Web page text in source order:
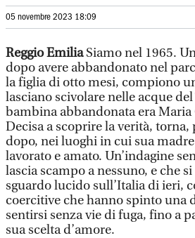
05 novembre 2023 18:09
Reggio EmiliaSiamo nel 1965.
dopo avere abbandonato nel
la figlia di otto mesi, compiono
lasciano scivolare nelle acque del
bambina abbandonata era Maria
Decisa a scoprire la verità,
dopo, nei luoghi in cui sua
lavorato e amato. Un’indagine
lascia scampo a nessuno, e che
sguardo lucido sull’Italia di ieri,
coercitive che hanno spinto una
sentirsi senza vie di fuga, fino a
sua scelta d’amore.